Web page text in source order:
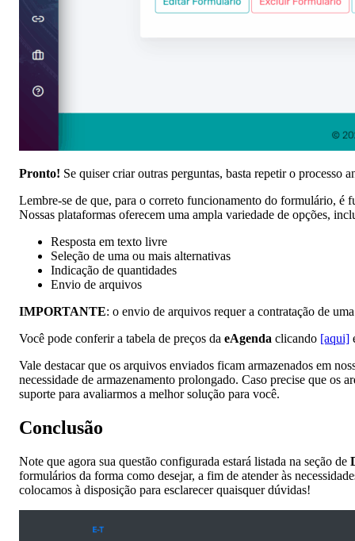
Pronto! Se quiser criar outras perguntas, basta repetir o processo
Lembre-se de que, para o correto funcionamento do formulário, é
Nossas plataformas oferecem uma ampla variedade de opções,
Resposta em texto livre
Seleção de uma ou mais alternativas
Indicação de quantidades
Envio de arquivos
IMPORTANTE: o envio de arquivos requer a contratação de
Você pode conferir a tabela de preços da eAgenda clicando [aqui]
Vale destacar que os arquivos enviados ficam armazenados em
necessidade de armazenamento prolongado. Caso precise que os
suporte para avaliarmos a melhor solução para você.
Conclusão
Note que agora sua questão configurada estará listada na seção de
formulários da forma como desejar, a fim de atender às
colocamos à disposição para esclarecer quaisquer dúvidas!